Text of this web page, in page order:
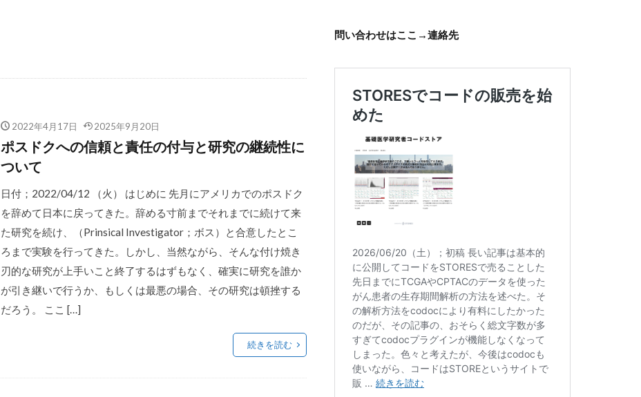
2022年4月17日 2025年9月20日
ポスドクへの信頼と責任の付与と研究の継続性に
ついて
日付；2022/04/12 （火） はじめに 先月にアメリカでのポスドク
を辞めて日本に戻ってきた。辞める寸前までそれまでに続けて来
た研究を続け、（Prinsical Investigator；ボス）と合意したとこ
ろまで実験を行ってきた。しかし、当然ながら、そんな付け焼き
刃的な研究が上手いこと終了するはずもなく、確実に研究を誰か
が引き継いで行うか、もしくは最悪の場合、その研究は頓挫する
だろう。 ここ […]
続きを読む
問い合わせはここ→連絡先